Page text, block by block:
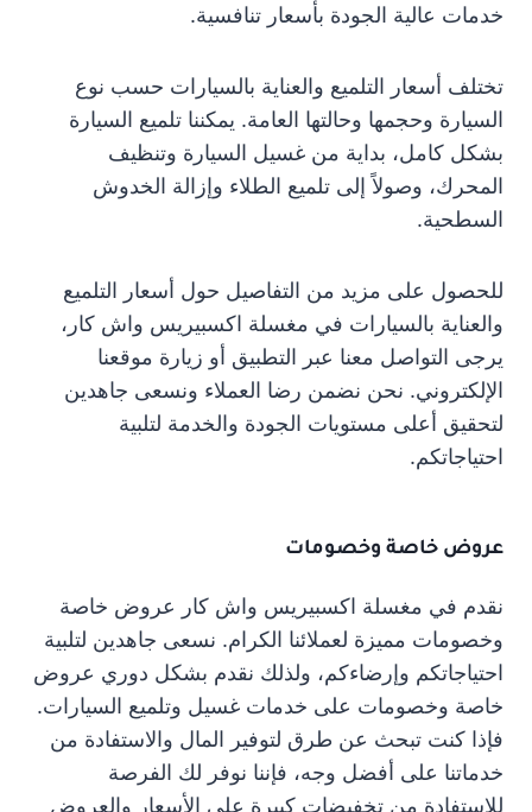
خدمات عالية الجودة بأسعار تنافسية.
تختلف أسعار التلميع والعناية بالسيارات حسب نوع
السيارة وحجمها وحالتها العامة. يمكننا تلميع السيارة
بشكل كامل، بداية من غسيل السيارة وتنظيف
المحرك، وصولاً إلى تلميع الطلاء وإزالة الخدوش
السطحية.
للحصول على مزيد من التفاصيل حول أسعار التلميع
والعناية بالسيارات في مغسلة اكسبيريس واش كار،
يرجى التواصل معنا عبر التطبيق أو زيارة موقعنا
الإلكتروني. نحن نضمن رضا العملاء ونسعى جاهدين
لتحقيق أعلى مستويات الجودة والخدمة لتلبية
احتياجاتكم.
عروض خاصة وخصومات
نقدم في مغسلة اكسبيريس واش كار عروض خاصة
وخصومات مميزة لعملائنا الكرام. نسعى جاهدين لتلبية
احتياجاتكم وإرضاءكم، ولذلك نقدم بشكل دوري عروض
خاصة وخصومات على خدمات غسيل وتلميع السيارات.
فإذا كنت تبحث عن طرق لتوفير المال والاستفادة من
خدماتنا على أفضل وجه، فإننا نوفر لك الفرصة
للاستفادة من تخفيضات كبيرة على الأسعار والعروض